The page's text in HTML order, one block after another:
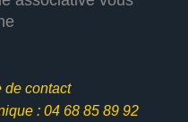
de contact
: 04 68 85 89 92